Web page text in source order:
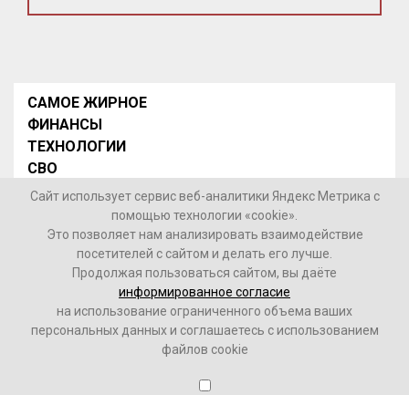
САМОЕ ЖИРНОЕ
ФИНАНСЫ
ТЕХНОЛОГИИ
СВО
НОВОСТИ В МИРЕ
НОВОСТИ РОССИИ
Контакты
© 2026 Интернет-газета «МедиаЖир» -Согласие
пользователя на обработку данных
16+
Зарегистрировано Федеральной службой по надзору в
Сайт использует сервис веб-аналитики Яндекс Метрика с
помощью технологии «cookie».
Это позволяет нам анализировать взаимодействие
посетителей с сайтом и делать его лучше.
Продолжая пользоваться сайтом, вы даёте
информированное согласие
на использование ограниченного объема ваших
персональных данных и соглашаетесь с использованием
файлов cookie